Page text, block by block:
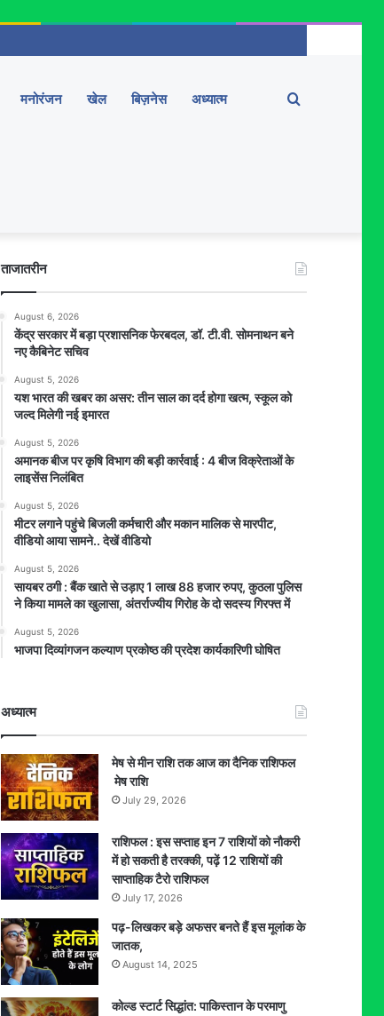
मनोरंजन खेल बिज़नेस अध्यात्म Search
ताजातरीन
August 6, 2026
केंद्र सरकार में बड़ा प्रशासनिक फेरबदल, डॉ. टी.वी. सोमनाथन बने
नए कैबिनेट सचिव
August 5, 2026
यश भारत की खबर का असर: तीन साल का दर्द होगा खत्म, स्कूल को
जल्द मिलेगी नई इमारत
August 5, 2026
अमानक बीज पर कृषि विभाग की बड़ी कार्रवाई : 4 बीज विक्रेताओं के
लाइसेंस निलंबित
August 5, 2026
मीटर लगाने पहुंचे बिजली कर्मचारी और मकान मालिक से मारपीट,
वीडियो आया सामने.. देखें वीडियो
August 5, 2026
सायबर ठगी : बैंक खाते से उड़ाए 1 लाख 88 हजार रुपए, कुठला पुलिस
ने किया मामले का खुलासा, अंतर्राज्यीय गिरोह के दो सदस्य गिरफ्त में
August 5, 2026
भाजपा दिव्यांगजन कल्याण प्रकोष्ठ की प्रदेश कार्यकारिणी घोषित
अध्यात्म
मेष से मीन राशि तक आज का दैनिक राशिफल
मेष राशि
July 29, 2026
राशिफल : इस सप्ताह इन 7 राशियों को नौकरी
में हो सकती है तरक्की, पढ़ें 12 राशियों की
साप्ताहिक टैरो राशिफल
July 17, 2026
पढ़-लिखकर बड़े अफसर बनते हैं इस मूलांक के
जातक,
August 14, 2025
कोल्ड स्टार्ट सिद्धांत: पाकिस्तान के परमाणु